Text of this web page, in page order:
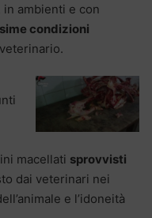
ambienti e con
condizioni
macellati sprovvisti
dai veterinari nei
e l’idoneità